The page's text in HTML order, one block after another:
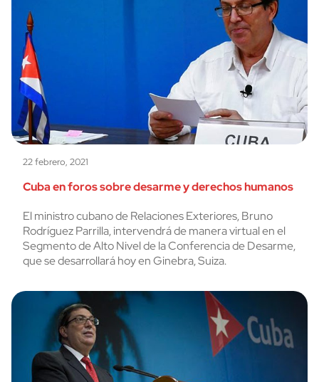
22 febrero, 2021
Cuba en foros sobre desarme y derechos humanos
El ministro cubano de Relaciones Exteriores, Bruno
Rodríguez Parrilla, intervendrá de manera virtual en el
Segmento de Alto Nivel de la Conferencia de Desarme,
que se desarrollará hoy en Ginebra, Suiza.